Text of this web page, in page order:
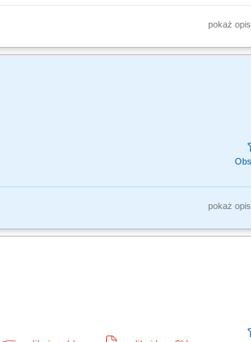
pokaż opis
Weryfikacja i rozwiązywanie
pokaż opis
zapobiegawczych obsług technicznych,